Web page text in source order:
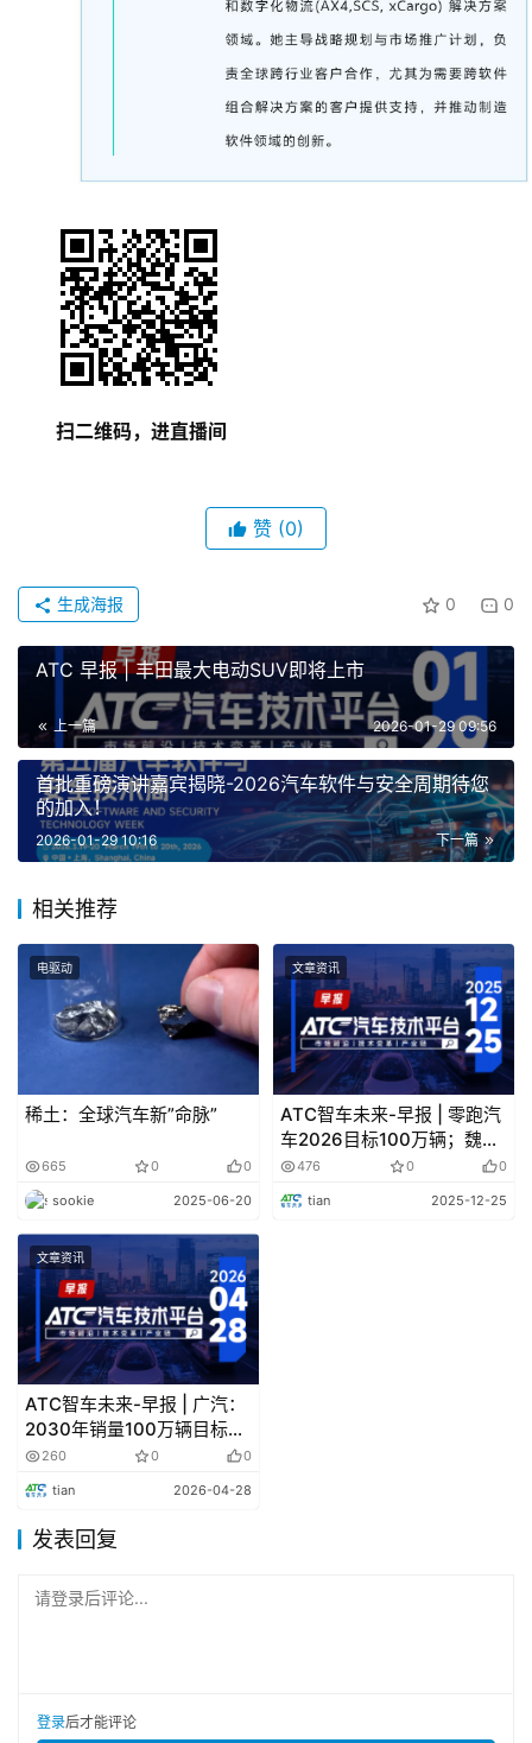
扫二维码，进直播间
赞 (0)
0 0
生成海报
ATC 早报 | 丰田最大电动SUV即将上市
上一篇 2026-01-29 09:56
首批重磅演讲嘉宾揭晓-2026汽车软件与安全周期待您
的加入！
下一篇
2026-01-29 10:16
相关推荐
电驱动
稀土：全球汽车新”命脉”
665 0 0
sookie 2025-06-20
文章资讯
ATC智车未来-早报 | 零跑汽
车2026目标100万辆；魏建
军曝长城魏牌换9任CEO内
幕
476 0 0
tian 2025-12-25
文章资讯
ATC智车未来-早报 | 广汽：
2030年销量100万辆目标；
何小鹏重申8月全面超越特斯
拉FSD目标
260 0 0
tian 2026-04-28
发表回复
请登录后评论...
登录后才能评论